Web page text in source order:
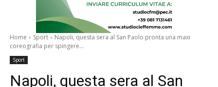
Home Sport
Napoli, questa sera al San Paolo pronta una maxi
coreografia per spingere...
Sport
Napoli, questa sera al San